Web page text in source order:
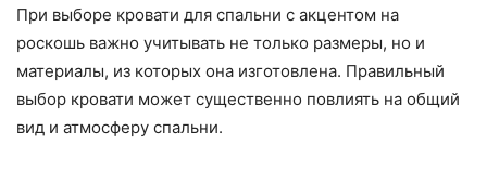
При выборе кровати для спальни с акцентом на
роскошь важно учитывать не только размеры, но и
материалы, из которых она изготовлена. Правильный
выбор кровати может существенно повлиять на общий
вид и атмосферу спальни.